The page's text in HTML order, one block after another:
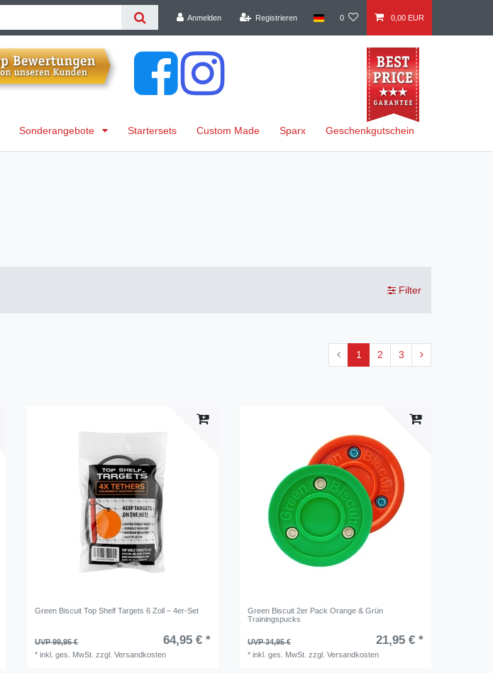
Anmelden Registrieren 0 0,00 EUR
Sonderangebote Startersets Custom Made Sparx Geschenkgutschein
Filter
1 2 3
Green Biscuit Top Shelf Targets 6 Zoll – 4er-Set
UVP 99,95 € 64,95 € *
*inkl. ges. MwSt. zzgl.Versandkosten
Green Biscuit 2er Pack Orange & Grün
Trainingspucks
UVP 34,95 € 21,95 € *
*inkl. ges. MwSt. zzgl.Versandkosten